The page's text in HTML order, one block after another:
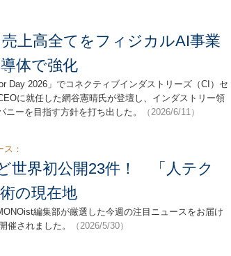
上高全てをフィジカルAI事業
体で強化
Day 2026」でコネクティブインダストリーズ（CI）セ
に就任した網谷憲晴氏が登壇し、インダストリー領
ーを目指す方針を打ち出した。
（2026/6/11）
：
世界初公開23件！ 「人テク
の現在地
編集部が厳選した今週の注目ニュースをお届け
催されました。
（2026/5/30）